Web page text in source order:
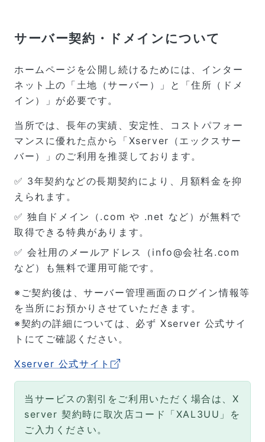
サーバー契約・ドメインについて
ホームページを公開し続けるためには、インター
ネット上の「土地（サーバー）」と「住所（ドメ
イン）」が必要です。
当所では、長年の実績、安定性、コストパフォー
マンスに優れた点から「Xserver（エックスサー
バー）」のご利用を推奨しております。
✅ 3年契約などの長期契約により、月額料金を抑
えられます。
✅ 独自ドメイン（.com や .net など）が無料で
取得できる特典があります。
✅ 会社用のメールアドレス（info@会社名.com
など）も無料で運用可能です。
※ご契約後は、サーバー管理画面のログイン情報等
を当所にお預かりさせていただきます。
※契約の詳細については、必ず Xserver 公式サイ
トにてご確認ください。
Xserver 公式サイト
当サービスの割引をご利用いただく場合は、X
server 契約時に取次店コード「XAL3UU」を
ご入力ください。